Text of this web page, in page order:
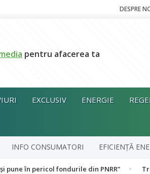
DESPRE
pentru afacerea ta
EXCLUSIV ENERGIE
INFO CONSUMATORI EFICIENȚĂ
fondurile din PNRR”